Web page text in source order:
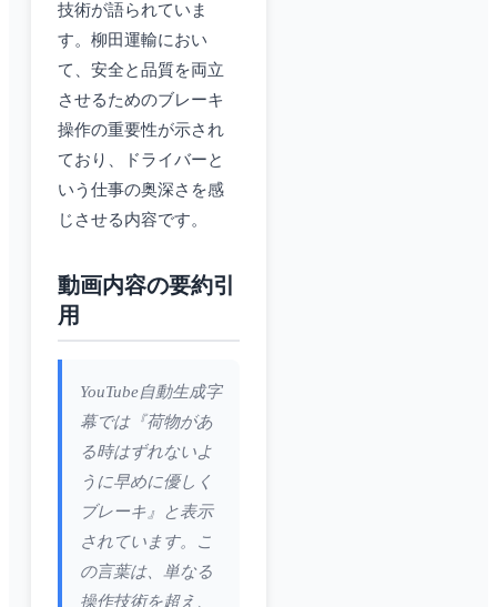
技術が語られていま
す。柳田運輸におい
て、安全と品質を両立
させるためのブレーキ
操作の重要性が示され
ており、ドライバーと
いう仕事の奥深さを感
じさせる内容です。
動画内容の要約引
用
YouTube自動生成字
幕では『荷物があ
る時はずれないよ
うに早めに優しく
ブレーキ』と表示
されています。こ
の言葉は、単なる
操作技術を超え、